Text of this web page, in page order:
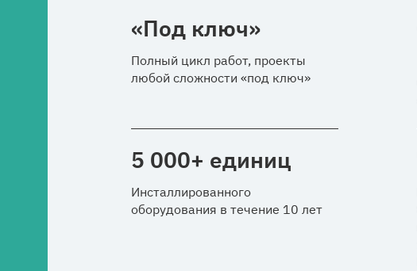
«Под ключ»
Полный цикл работ, проекты
любой сложности «под ключ»
5 000+ единиц
Инсталлированного
оборудования в течение 10 лет
Контакты